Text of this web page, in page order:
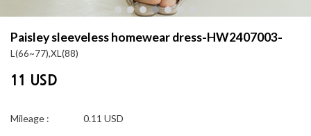
Paisley sleeveless homewear dress-HW2407003-
L(66~77),XL(88)
11 USD
Mileage :
0.11 USD